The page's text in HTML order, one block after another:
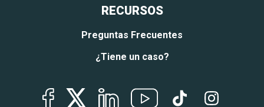
RECURSOS
Preguntas Frecuentes
¿Tiene un caso?